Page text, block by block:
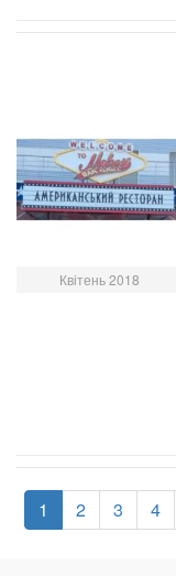
Квітень 2018
1 2 3 4